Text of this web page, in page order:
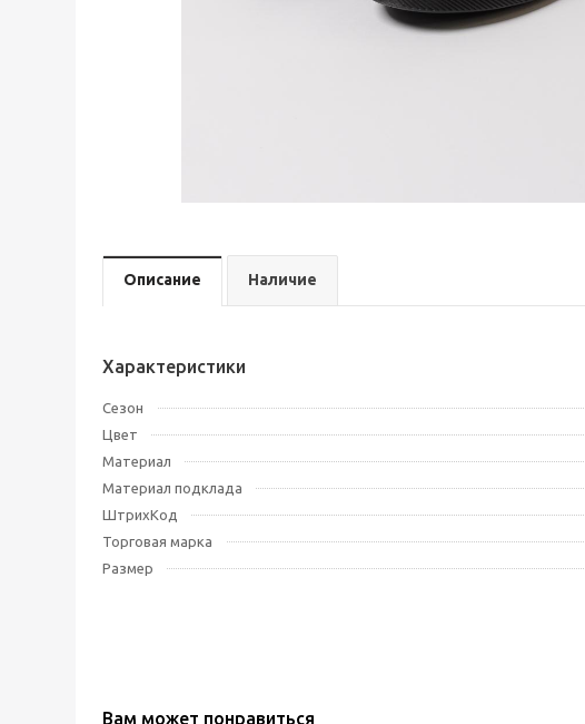
Описание Наличие
Характеристики
Сезон
Цвет
Материал
Материал подклада
ШтрихКод
Торговая марка
Размер
Вам может понравиться